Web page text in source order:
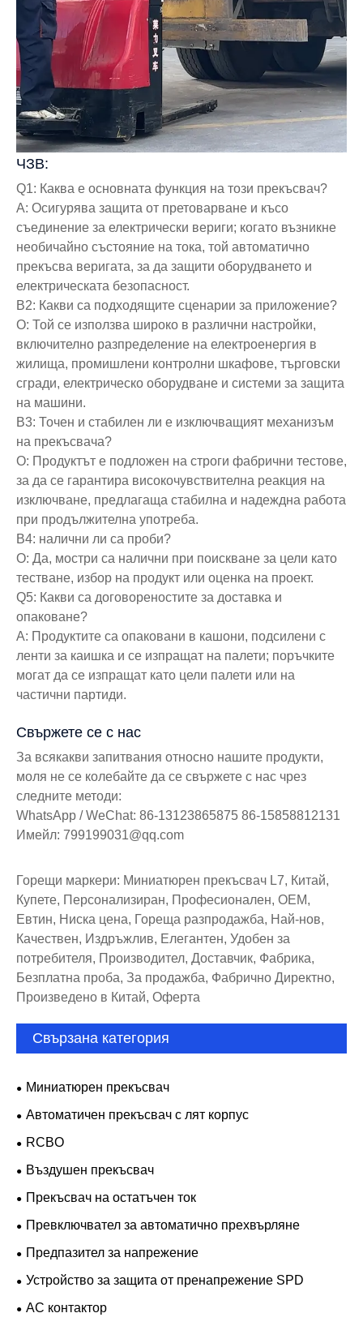
ЧЗВ:
Q1: Каква е основната функция на този прекъсвач?
A: Осигурява защита от претоварване и късо
съединение за електрически вериги; когато възникне
необичайно състояние на тока, той автоматично
прекъсва веригата, за да защити оборудването и
електрическата безопасност.
В2: Какви са подходящите сценарии за приложение?
О: Той се използва широко в различни настройки,
включително разпределение на електроенергия в
жилища, промишлени контролни шкафове, търговски
сгради, електрическо оборудване и системи за защита
на машини.
В3: Точен и стабилен ли е изключващият механизъм
на прекъсвача?
О: Продуктът е подложен на строги фабрични тестове,
за да се гарантира високочувствителна реакция на
изключване, предлагаща стабилна и надеждна работа
при продължителна употреба.
В4: налични ли са проби?
О: Да, мостри са налични при поискване за цели като
тестване, избор на продукт или оценка на проект.
Q5: Какви са договореностите за доставка и
опаковане?
A: Продуктите са опаковани в кашони, подсилени с
ленти за каишка и се изпращат на палети; поръчките
могат да се изпращат като цели палети или на
частични партиди.
Свържете се с нас
За всякакви запитвания относно нашите продукти,
моля не се колебайте да се свържете с нас чрез
следните методи:
WhatsApp / WeChat: 86-13123865875 86-15858812131
Имейл: 799199031@qq.com
Горещи маркери: Миниатюрен прекъсвач L7, Китай,
Купете, Персонализиран, Професионален, OEM,
Евтин, Ниска цена, Гореща разпродажба, Най-нов,
Качествен, Издръжлив, Елегантен, Удобен за
потребителя, Производител, Доставчик, Фабрика,
Безплатна проба, За продажба, Фабрично Директно,
Произведено в Китай, Оферта
Свързана категория
Миниатюрен прекъсвач
Автоматичен прекъсвач с лят корпус
RCBO
Въздушен прекъсвач
Прекъсвач на остатъчен ток
Превключвател за автоматично прехвърляне
Предпазител за напрежение
Устройство за защита от пренапрежение SPD
AC контактор